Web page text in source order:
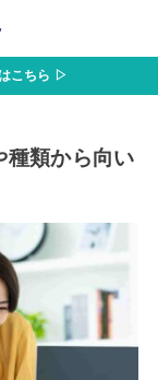
こちら ▷
種類から向い